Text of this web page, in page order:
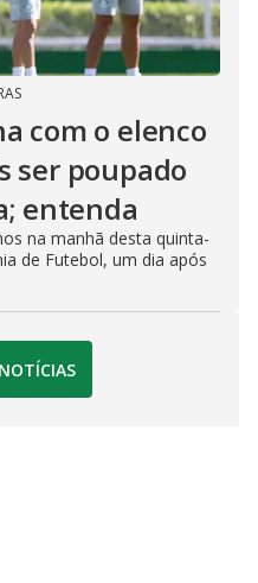
com o elenco
ser poupado
entenda
na manhã desta quinta-
de Futebol, um dia após